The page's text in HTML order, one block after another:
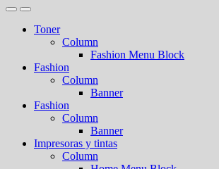
Toner
Column
Fashion Menu Block
Fashion
Column
Banner
Fashion
Column
Banner
Impresoras y tintas
Column